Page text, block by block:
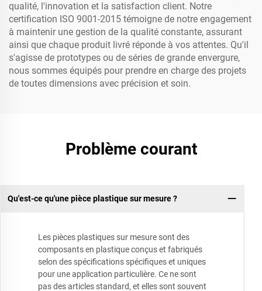
qualité, l'innovation et la satisfaction client. Notre
certification ISO 9001-2015 témoigne de notre engagement
à maintenir une gestion de la qualité constante, assurant
ainsi que chaque produit livré réponde à vos attentes. Qu'il
s'agisse de prototypes ou de séries de grande envergure,
nous sommes équipés pour prendre en charge des projets
de toutes dimensions avec précision et soin.
Problème courant
Qu'est-ce qu'une pièce plastique sur mesure ?
Les pièces plastiques sur mesure sont des
composants en plastique conçus et fabriqués
selon des spécifications spécifiques et uniques
pour une application particulière. Ce ne sont
pas des articles standard, et elles sont souvent